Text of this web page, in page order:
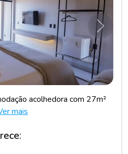
acolhedora com 27m²
mais